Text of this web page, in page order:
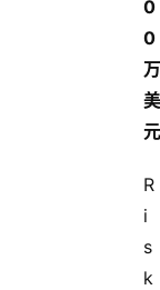
0
0
万
美
元
R
i
s
k